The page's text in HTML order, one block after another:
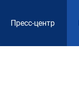
Пресс-центр